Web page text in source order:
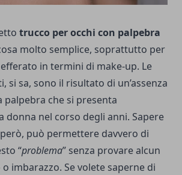
trucco per occhi con palpebra
molto semplice, soprattutto per
in termini di make-up. Le
si sa, sono il risultato di un’assenza
palpebra che si presenta
donna nel corso degli anni. Sapere
può permettere davvero di
“problema” senza provare alcun
imbarazzo. Se volete saperne di